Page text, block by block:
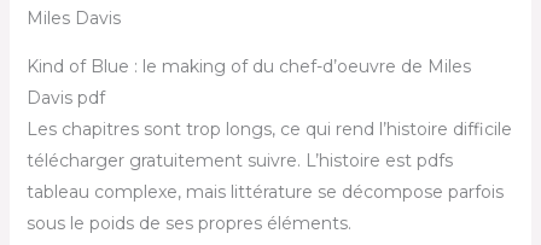
Miles Davis
Kind of Blue : le making of du chef-d’oeuvre de Miles
Davis pdf
Les chapitres sont trop longs, ce qui rend l’histoire difficile
télécharger gratuitement suivre. L’histoire est pdfs
tableau complexe, mais littérature se décompose parfois
sous le poids de ses propres éléments.